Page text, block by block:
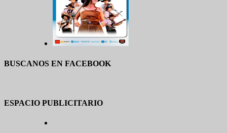
BUSCANOS EN FACEBOOK
ESPACIO PUBLICITARIO